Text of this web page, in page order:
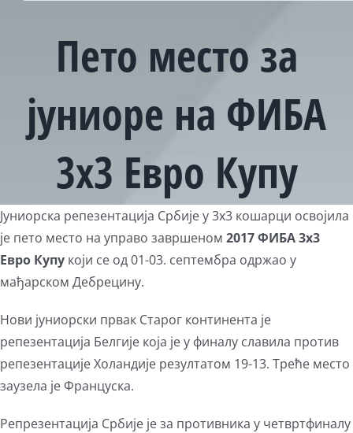
Пето место за
јуниоре на ФИБА
3х3 Евро Купу
View
Larger
Image
Јуниорска репезентација Србије у 3х3 кошарци освојила
је пето место на управо завршеном 2017 ФИБА 3х3
Евро Купу који се од 01-03. септембра одржао у
мађарском Дебрецину.
Нови јуниорски првак Старог континента је
репезентација Белгије која је у финалу славила против
репезентације Холандије резултатом 19-13. Треће место
заузела је Француска.
Репрезентација Србије је за противника у четвртфиналу